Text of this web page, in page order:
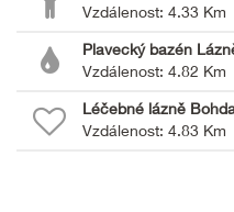
Vzdálenost: 4.33 Km
Plavecký bazén
Vzdálenost: 4.82 Km
Léčebné lázně
Vzdálenost: 4.83 Km